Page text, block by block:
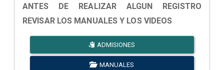
ANTES DE REALIZAR ALGUN REGISTRO
REVISAR LOS MANUALES Y LOS VIDEOS
ADMISIONES
MANUALES